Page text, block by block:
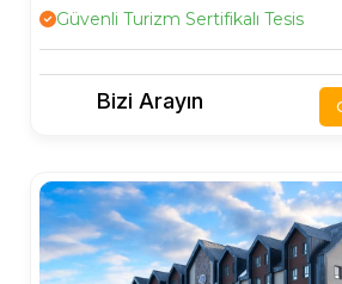
Güvenli Turizm Sertifikalı Tesis
Bizi Arayın